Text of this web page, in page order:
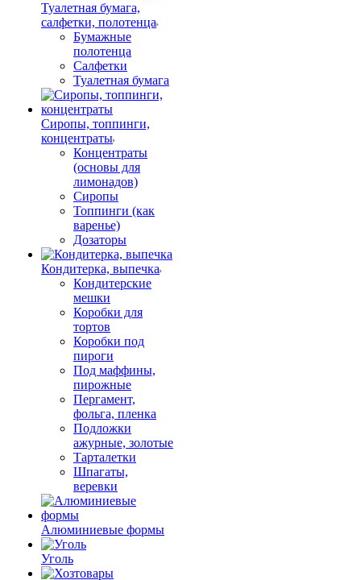
Туалетная бумага,
салфетки, полотенца
Бумажные
полотенца
Салфетки
Туалетная бумага
Сиропы, топпинги,
концентраты
Концентраты
(основы для
лимонадов)
Сиропы
Топпинги (как
варенье)
Дозаторы
Кондитерка, выпечка
Кондитерские
мешки
Коробки для
тортов
Коробки под
пироги
Под маффины,
пирожные
Пергамент,
фольга, пленка
Подложки
ажурные, золотые
Тарталетки
Шпагаты,
веревки
Алюминиевые формы
Уголь